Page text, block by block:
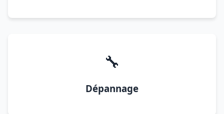
🔧
Dépannage